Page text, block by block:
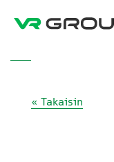
« Takaisin